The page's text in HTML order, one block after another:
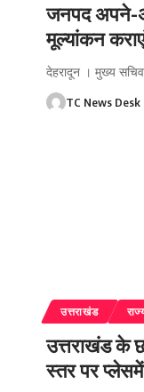
जनपद अपने-
मूल्यांकन
देहरादून । मुख्य सचिव
TC News Desk
उत्तराखंड
उत्तराखंड के
स्तर पर